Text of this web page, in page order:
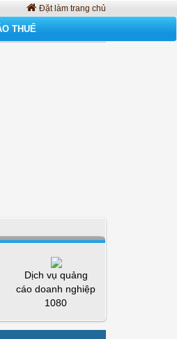
Đặt làm trang chủ
THUẾ
Dịch vụ quảng
cáo doanh nghiệp
1080